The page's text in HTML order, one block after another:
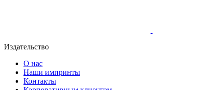
Издательство
О нас
Наши импринты
Контакты